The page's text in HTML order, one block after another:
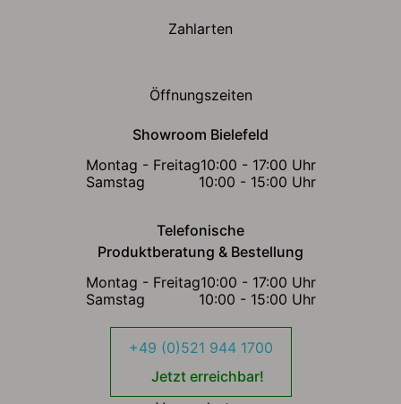
Zahlarten
Öffnungszeiten
Showroom Bielefeld
Montag - Freitag10:00 - 17:00 Uhr
Samstag
10:00 - 15:00 Uhr
Telefonische
Produktberatung & Bestellung
Montag - Freitag10:00 - 17:00 Uhr
Samstag
10:00 - 15:00 Uhr
+49 (0)521 944 1700
Jetzt erreichbar!